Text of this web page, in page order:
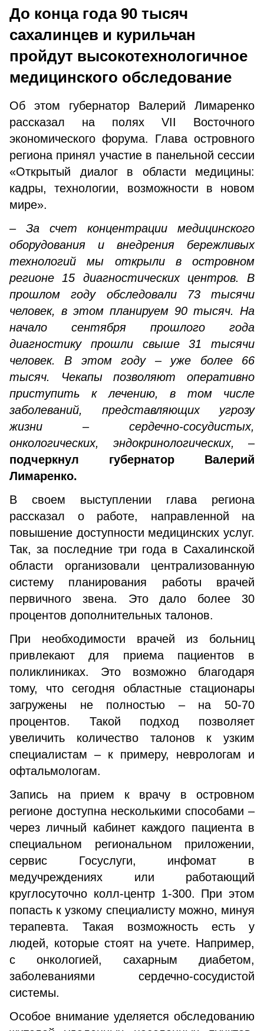
До конца года 90 тысяч
сахалинцев и курильчан
пройдут высокотехнологичное
медицинского обследование
Об этом губернатор Валерий Лимаренко
рассказал на полях VII Восточного
экономического форума. Глава островного
региона принял участие в панельной сессии
«Открытый диалог в области медицины:
кадры, технологии, возможности в новом
мире».
– За счет концентрации медицинского
оборудования и внедрения бережливых
технологий мы открыли в островном
регионе 15 диагностических центров. В
прошлом году обследовали 73 тысячи
человек, в этом планируем 90 тысяч. На
начало сентября прошлого года
диагностику прошли свыше 31 тысячи
человек. В этом году – уже более 66
тысяч. Чекапы позволяют оперативно
приступить к лечению, в том числе
заболеваний, представляющих угрозу
жизни – сердечно-сосудистых,
онкологических, эндокринологических, –
подчеркнул губернатор Валерий
Лимаренко.
В своем выступлении глава региона
рассказал о работе, направленной на
повышение доступности медицинских услуг.
Так, за последние три года в Сахалинской
области организовали централизованную
систему планирования работы врачей
первичного звена. Это дало более 30
процентов дополнительных талонов.
При необходимости врачей из больниц
привлекают для приема пациентов в
поликлиниках. Это возможно благодаря
тому, что сегодня областные стационары
загружены не полностью – на 50-70
процентов. Такой подход позволяет
увеличить количество талонов к узким
специалистам – к примеру, неврологам и
офтальмологам.
Запись на прием к врачу в островном
регионе доступна несколькими способами –
через личный кабинет каждого пациента в
специальном региональном приложении,
сервис Госуслуги, инфомат в
медучреждениях или работающий
круглосуточно колл-центр 1-300. При этом
попасть к узкому специалисту можно, минуя
терапевта. Такая возможность есть у
людей, которые стоят на учете. Например,
с онкологией, сахарным диабетом,
заболеваниями сердечно-сосудистой
системы.
Особое внимание уделяется обследованию